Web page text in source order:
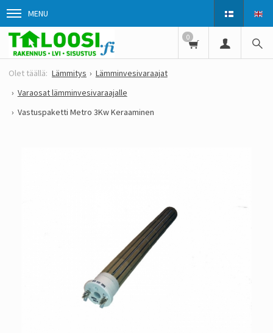
MENU
0
Lämmitys
Lämminvesivaraajat
Varaosat lämminvesivaraajalle
Vastuspaketti Metro 3Kw Keraaminen